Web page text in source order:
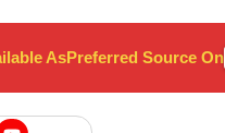
AsPreferred Source On